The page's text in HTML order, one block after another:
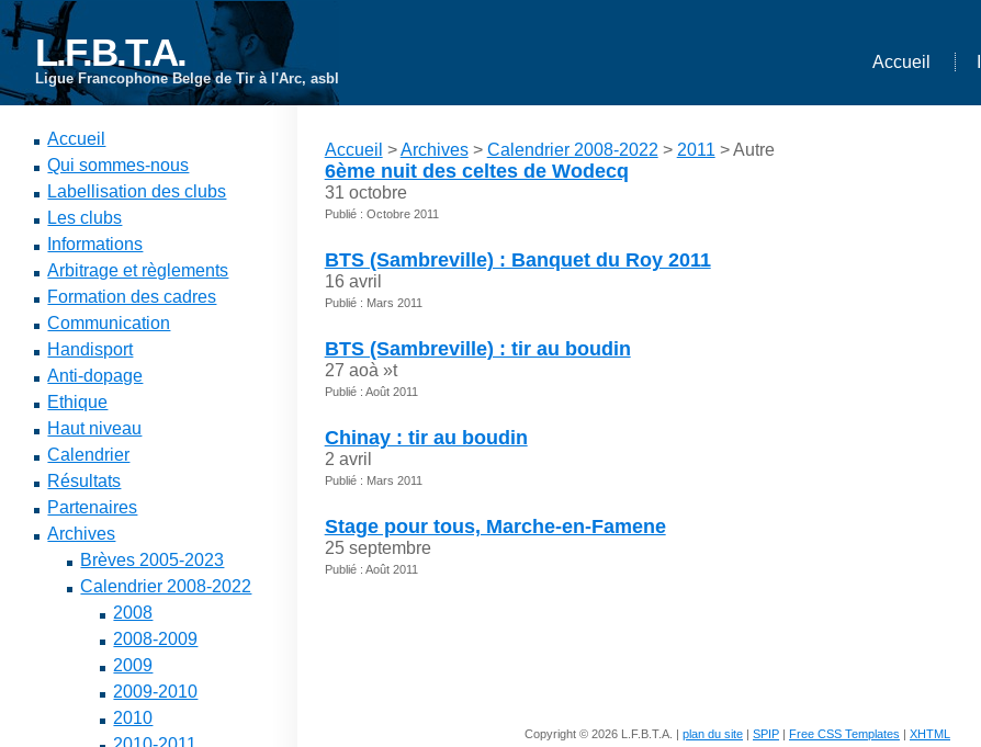
L.F.B.T.A.
Ligue Francophone Belge de Tir à l'Arc, asbl
Accueil
Accueil
Qui sommes-nous
Labellisation des clubs
Les clubs
Informations
Arbitrage et règlements
Formation des cadres
Communication
Handisport
Anti-dopage
Ethique
Haut niveau
Calendrier
Résultats
Partenaires
Archives
Brèves 2005-2023
Calendrier 2008-2022
2008
2008-2009
2009
2009-2010
2010
Accueil >Archives> Calendrier 2008-2022 > 2011 > Autre
6ème nuit des celtes de Wodecq
31 octobre
Publié : Octobre 2011
BTS (Sambreville) : Banquet du Roy 2011
16 avril
Publié : Mars 2011
BTS (Sambreville) : tir au boudin
27 aoà »t
Publié : Août 2011
Chinay : tir au boudin
2 avril
Publié : Mars 2011
Stage pour tous, Marche-en-Famene
25 septembre
Publié : Août 2011
Copyright © 2026 L.F.B.T.A. | plan du site | SPIP | Free CSS Templates | XHTML